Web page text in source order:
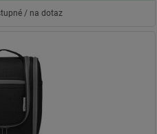
/ na dotaz